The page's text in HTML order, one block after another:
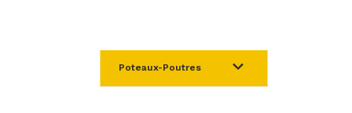
Poteaux-Poutres